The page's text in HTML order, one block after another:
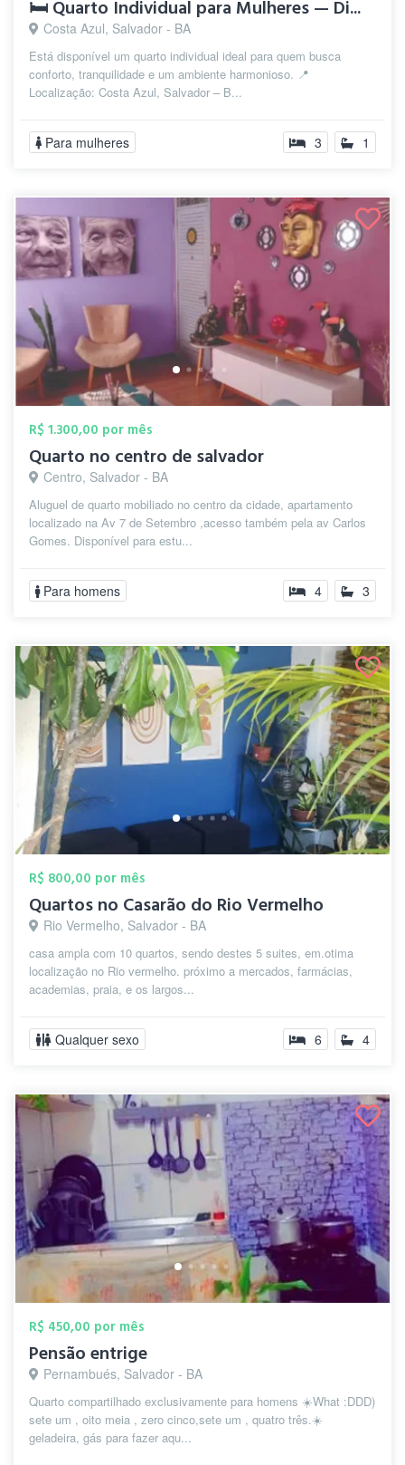
🛏️ Quarto Individual para Mulheres — Di...
Costa Azul, Salvador - BA
Está disponível um quarto individual ideal para quem busca
conforto, tranquilidade e um ambiente harmonioso. 📍
Localização: Costa Azul, Salvador – B...
Para mulheres 3 1
R$ 1.300,00 por mês
Quarto no centro de salvador
Centro, Salvador - BA
Aluguel de quarto mobiliado no centro da cidade, apartamento
localizado na Av 7 de Setembro ,acesso também pela av Carlos
Gomes. Disponível para estu...
Para homens 4 3
R$ 800,00 por mês
Quartos no Casarão do Rio Vermelho
Rio Vermelho, Salvador - BA
casa ampla com 10 quartos, sendo destes 5 suites, em.otima
localização no Rio vermelho. próximo a mercados, farmácias,
academias, praia, e os largos...
Qualquer sexo 6 4
R$ 450,00 por mês
Pensão entrige
Pernambués, Salvador - BA
Quarto compartilhado exclusivamente para homens ☀️What :DDD)
sete um , oito meia , zero cinco,sete um , quatro três.☀️
geladeira, gás para fazer aqu...